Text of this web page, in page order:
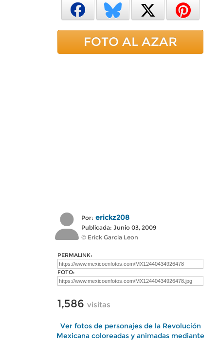
FOTO AL AZAR
Por: erickz208
Publicada: Junio 03, 2009
© Erick Garcia Leon
PERMALINK:
FOTO:
1,586 visitas
Ver fotos de personajes de la Revolución
Mexicana coloreadas y animadas mediante